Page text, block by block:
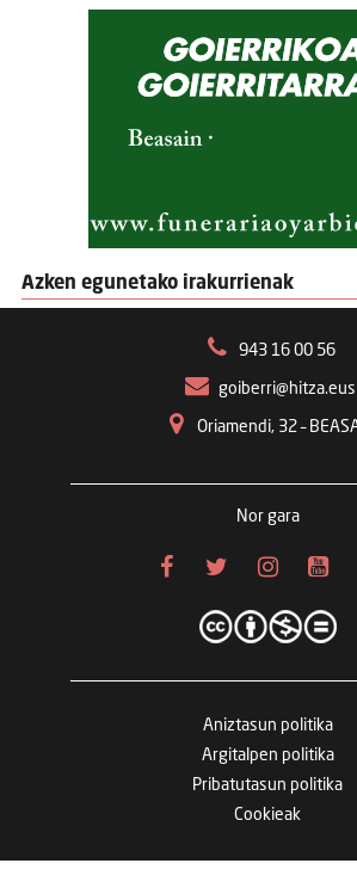
Azken egunetako irakurrienak
943 16 00 56
goiberri@hitza.eus
Oriamendi, 32 –
Nor gara
Aniztasun politika
Argitalpen politika
Pribatutasun politika
Cookieak